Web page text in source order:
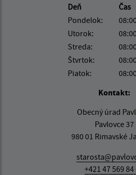
Deň
Čas
Pondelok:
Utorok:
Streda:
Štvrtok:
Piatok:
Kontakt:
Obecný úrad
Pavlovce 37
980 01 Rimavské
+421 47 569 84